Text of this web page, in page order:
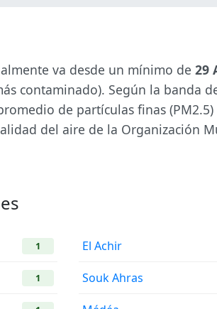
va desde un mínimo de 29
contaminado). Según la banda
de partículas finas (PM2.5)
del aire de la Organización
1
1
El Achir
Souk Ahras